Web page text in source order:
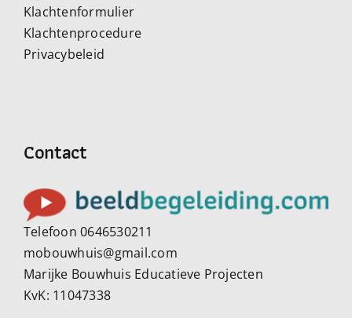
Klachtenformulier
Klachtenprocedure
Privacybeleid
Contact
Telefoon 0646530211
mobouwhuis@gmail.com
Marijke Bouwhuis Educatieve Projecten
KvK: 11047338